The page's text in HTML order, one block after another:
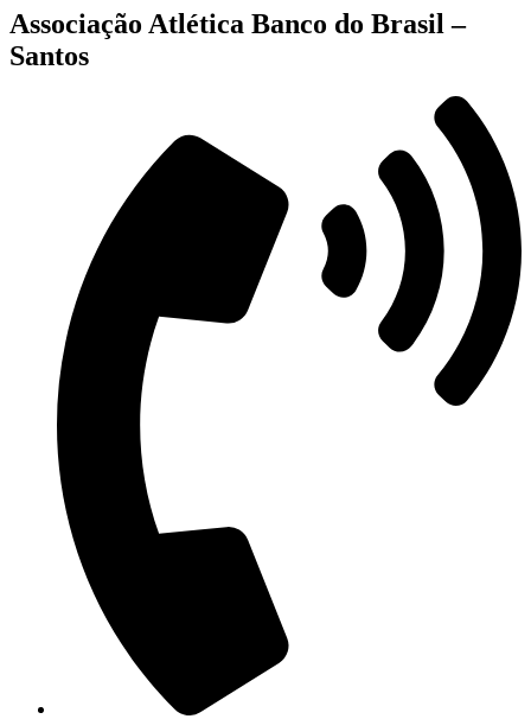
Associação Atlética Banco do Brasil –
Santos